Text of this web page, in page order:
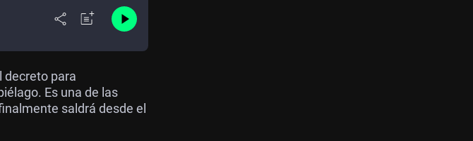
decreto para
Es una de las
saldrá desde el